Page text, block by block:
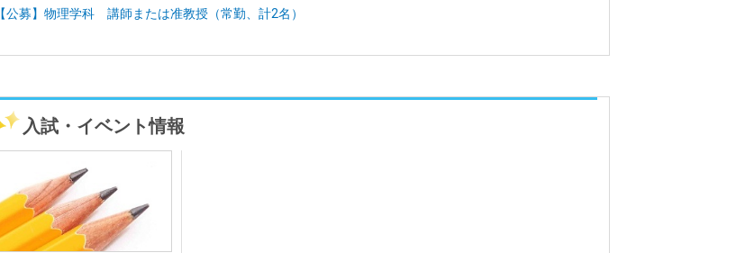
【公募】物理学科 講師または准教授（常勤、計2名）
入試・イベント情報